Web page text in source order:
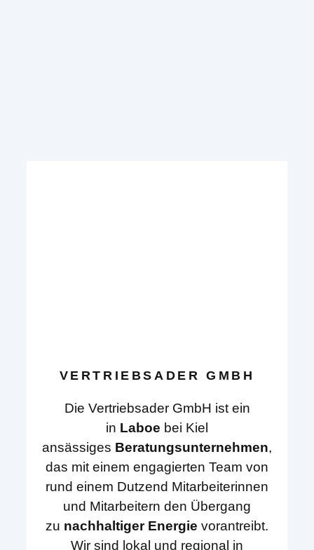
VERTRIEBSADER GMBH
Die Vertriebsader GmbH ist ein
in Laboe bei Kiel
ansässiges Beratungsunternehmen,
das mit einem engagierten Team von
rund einem Dutzend Mitarbeiterinnen
und Mitarbeitern den Übergang
zu nachhaltiger Energie vorantreibt.
Wir sind lokal und regional in